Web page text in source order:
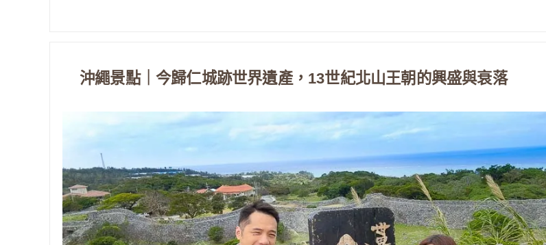
沖繩景點｜今歸仁城跡世界遺產，13世紀北山王朝的興盛與衰落